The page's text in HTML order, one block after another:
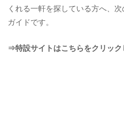
くれる一軒を探している方へ、
ガイドです。
⇒特設サイトはこちらをクリック